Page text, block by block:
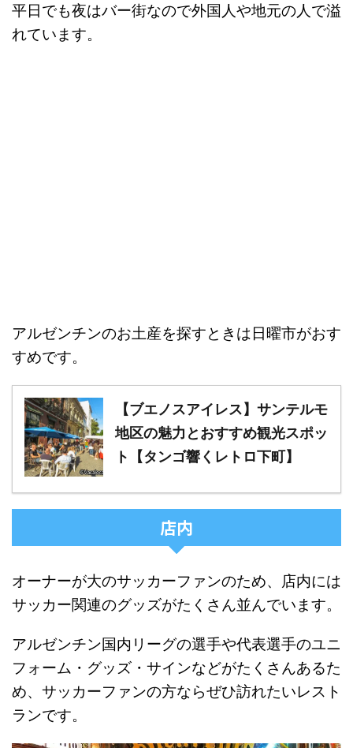
平日でも夜はバー街なので外国人や地元の人で溢
れています。
アルゼンチンのお土産を探すときは日曜市がおす
すめです。
【ブエノスアイレス】サンテルモ
地区の魅力とおすすめ観光スポッ
ト【タンゴ響くレトロ下町】
店内
オーナーが大のサッカーファンのため、店内には
サッカー関連のグッズがたくさん並んでいます。
アルゼンチン国内リーグの選手や代表選手のユニ
フォーム・グッズ・サインなどがたくさんあるた
め、サッカーファンの方ならぜひ訪れたいレスト
ランです。